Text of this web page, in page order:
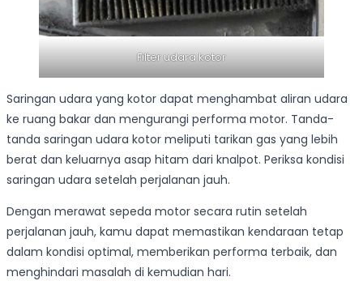
Filter udara kotor
Saringan udara yang kotor dapat menghambat aliran udara
ke ruang bakar dan mengurangi performa motor. Tanda-
tanda saringan udara kotor meliputi tarikan gas yang lebih
berat dan keluarnya asap hitam dari knalpot. Periksa kondisi
saringan udara setelah perjalanan jauh.
Dengan merawat sepeda motor secara rutin setelah
perjalanan jauh, kamu dapat memastikan kendaraan tetap
dalam kondisi optimal, memberikan performa terbaik, dan
menghindari masalah di kemudian hari.